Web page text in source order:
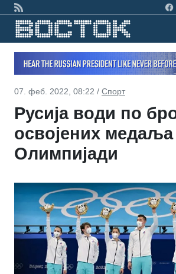
07. феб. 2022, 08:22 / Спорт
Русија води по
освојених
Олимпијади